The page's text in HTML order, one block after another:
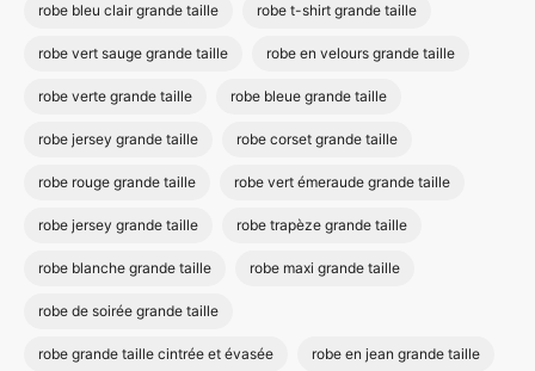
robe bleu clair grande taille robe t-shirt grande taille
robe vert sauge grande taille robe en velours grande taille
robe verte grande taille robe bleue grande taille
robe jersey grande taille robe corset grande taille
robe rouge grande taille robe vert émeraude grande taille
robe jersey grande taille robe trapèze grande taille
robe blanche grande taille robe maxi grande taille
robe de soirée grande taille
robe grande taille cintrée et évasée robe en jean grande taille